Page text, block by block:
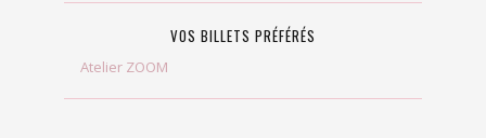
VOS BILLETS PRÉFÉRÉS
Atelier ZOOM